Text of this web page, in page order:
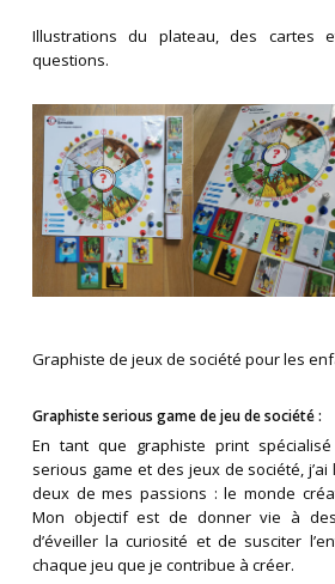
Illustrations du plateau, des cartes
questions.
Graphiste de jeux de société pour les
Graphiste serious game de jeu de société :
En tant que graphiste print
serious game et des jeux de société,
deux de mes passions : le monde
Mon objectif est de donner vie à
d’éveiller la curiosité et de susciter
chaque jeu que je contribue à créer.